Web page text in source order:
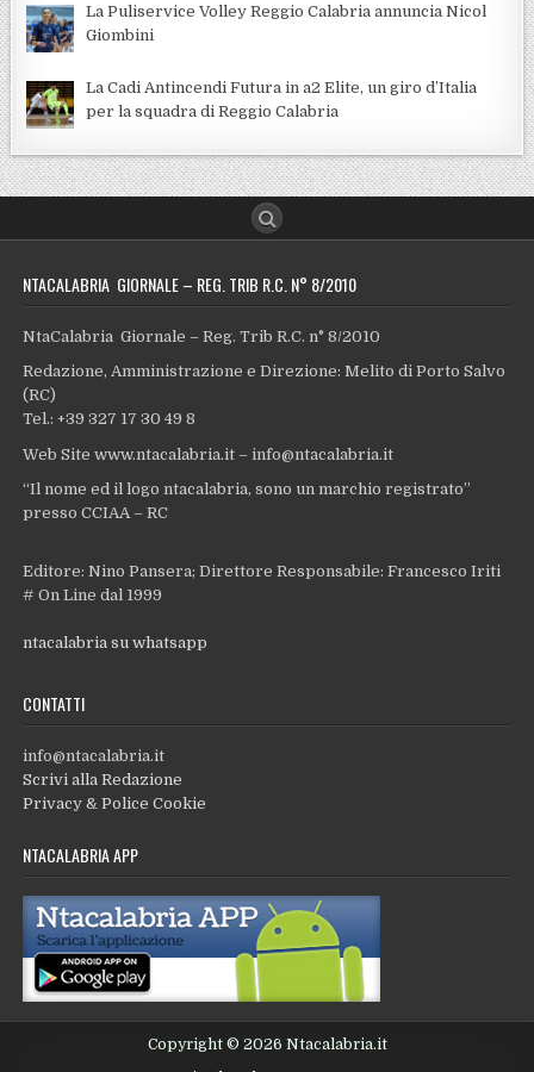
La Puliservice Volley Reggio Calabria annuncia Nicol
Giombini
La Cadi Antincendi Futura in a2 Elite, un giro d’Italia
per la squadra di Reggio Calabria
NTACALABRIA GIORNALE – REG. TRIB R.C. N° 8/2010
NtaCalabria Giornale – Reg. Trib R.C. n° 8/2010
Redazione, Amministrazione e Direzione: Melito di Porto Salvo
(RC)
Tel.: +39 327 17 30 49 8
Web Site www.ntacalabria.it – info@ntacalabria.it
“Il nome ed il logo ntacalabria, sono un marchio registrato”
presso CCIAA – RC
Editore: Nino Pansera; Direttore Responsabile: Francesco Iriti
# On Line dal 1999
ntacalabria su whatsapp
CONTATTI
info@ntacalabria.it
Scrivi alla Redazione
Privacy & Police Cookie
NTACALABRIA APP
Copyright © 2026 Ntacalabria.it